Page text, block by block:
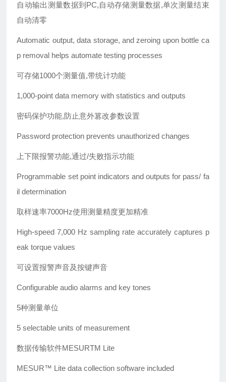
自动输出测量数据到PC,自动存储测量数据,单次测量结束
自动清零
Automatic output, data storage, and zeroing upon bottle ca
p removal helps automate testing processes
可存储1000个测量值,带统计功能
1,000-point data memory with statistics and outputs
密码保护功能,防止意外篡改参数设置
Password protection prevents unauthorized changes
上下限报警功能,通过/失败指示功能
Programmable set point indicators and outputs for pass/ fa
il determination
取样速率7000Hz使用测量精度更加精准
High-speed 7,000 Hz sampling rate accurately captures p
eak torque values
可设置报警声音及按键声音
Configurable audio alarms and key tones
5种测量单位
5 selectable units of measurement
数据传输软件MESURTM Lite
MESUR™ Lite data collection software included